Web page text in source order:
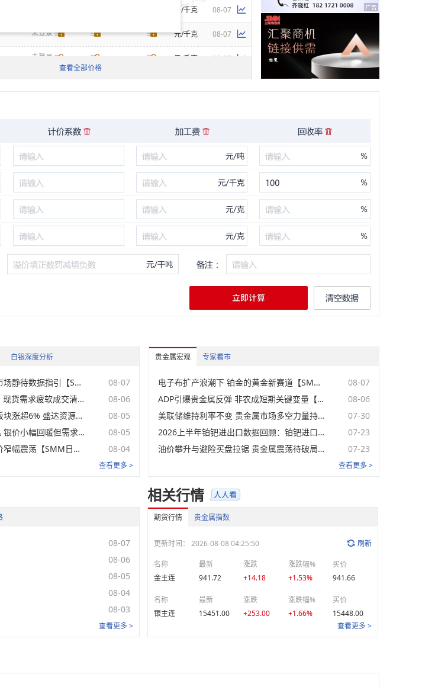
元/千克
08-07
未登录 元/千克
08-07
未登录 元/千克
08-07
未登录 元/千克
价格范围 均价 涨跌 单位 日期
未登录 元/克 08-07
未登录 08-07
价格范围 均价 涨跌 日期
未登录 08-07
元/克
未登录 元/克 08-07
未登录 元/克 08-07
未登录 元/克 08-07
元/克
08-07
08-07
查看全部价格
白银深度分析
非农前银价高位回落 市场静待数据指引【SMM日评】
08-07
ADP数据走弱提振银价 现货需求疲软成交清淡【SMM日评】
08-06
金银铂钯齐舞 贵金属板块涨超6% 盛达资源、四川黄金涨停【SMM快讯】
08-05
霍尔木兹重开预期升温 银价小幅回暖但需求疲软【SMM日评】
08-05
美伊海峡博弈拉锯 银价窄幅震荡【SMM日评】
08-04
查看更多 >
贵金属宏观 专家看市
电子布扩产浪潮下 铂金的黄金新赛道【SMM分析】
08-07
ADP引爆贵金属反弹 非农成短期关键变量【SMM贵金属宏观分析】
08-06
美联储维持利率不变 贵金属市场多空力量持续博弈【SMM贵金属宏观分析】
07-30
2026上半年铂钯进出口数据回顾：铂钯进口集体放量，国内实物供给迎来宽松窗口【SMM分析】
07-23
油价攀升与避险买盘拉锯 贵金属震荡待破局【SMM贵金属宏观分析】
07-23
查看更多 >
08-07
08-06
08-05
08-04
08-03
查看更多 >
相关行情
期货行情 贵金属指数
更新时间： 2026-08-08 04:25:50 刷新
名称
金主连
最新
941.72
涨跌
+14.18
涨跌幅%
+1.53%
买价
941.66
名称
银主连
最新
15451.00
涨跌
+253.00
涨跌幅%
+1.66%
买价
15448.00
查看更多 >